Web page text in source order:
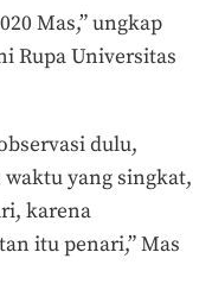
Mas,” ungkap
Rupa Universitas
dulu,
yang singkat,
karena
itu penari,” Mas